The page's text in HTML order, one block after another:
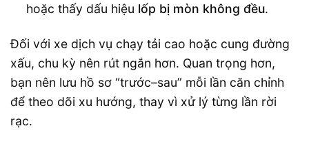
hoặc thấy dấu hiệu lốp bị mòn không đều.
Đối với xe dịch vụ chạy tải cao hoặc cung đường
xấu, chu kỳ nên rút ngắn hơn. Quan trọng hơn,
bạn nên lưu hồ sơ “trước–sau” mỗi lần căn chỉnh
để theo dõi xu hướng, thay vì xử lý từng lần rời
rạc.